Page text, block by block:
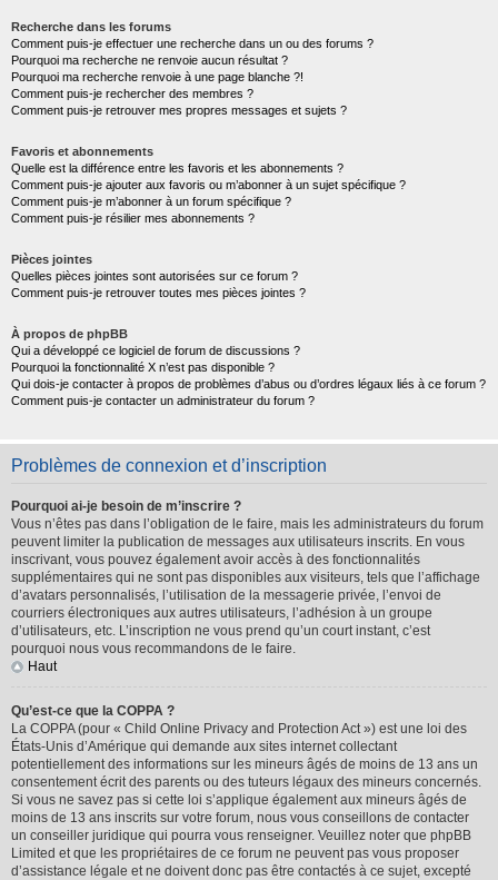
Recherche dans les forums
Comment puis-je effectuer une recherche dans un ou des forums ?
Pourquoi ma recherche ne renvoie aucun résultat ?
Pourquoi ma recherche renvoie à une page blanche ?!
Comment puis-je rechercher des membres ?
Comment puis-je retrouver mes propres messages et sujets ?
Favoris et abonnements
Quelle est la différence entre les favoris et les abonnements ?
Comment puis-je ajouter aux favoris ou m’abonner à un sujet spécifique ?
Comment puis-je m’abonner à un forum spécifique ?
Comment puis-je résilier mes abonnements ?
Pièces jointes
Quelles pièces jointes sont autorisées sur ce forum ?
Comment puis-je retrouver toutes mes pièces jointes ?
À propos de phpBB
Qui a développé ce logiciel de forum de discussions ?
Pourquoi la fonctionnalité X n’est pas disponible ?
Qui dois-je contacter à propos de problèmes d’abus ou d’ordres légaux liés à ce forum ?
Comment puis-je contacter un administrateur du forum ?
Problèmes de connexion et d’inscription
Pourquoi ai-je besoin de m’inscrire ?
Vous n’êtes pas dans l’obligation de le faire, mais les administrateurs du forum
peuvent limiter la publication de messages aux utilisateurs inscrits. En vous
inscrivant, vous pouvez également avoir accès à des fonctionnalités
supplémentaires qui ne sont pas disponibles aux visiteurs, tels que l’affichage
d’avatars personnalisés, l’utilisation de la messagerie privée, l’envoi de
courriers électroniques aux autres utilisateurs, l’adhésion à un groupe
d’utilisateurs, etc. L’inscription ne vous prend qu’un court instant, c’est
pourquoi nous vous recommandons de le faire.
Haut
Qu’est-ce que la COPPA ?
La COPPA (pour « Child Online Privacy and Protection Act ») est une loi des
États-Unis d’Amérique qui demande aux sites internet collectant
potentiellement des informations sur les mineurs âgés de moins de 13 ans un
consentement écrit des parents ou des tuteurs légaux des mineurs concernés.
Si vous ne savez pas si cette loi s’applique également aux mineurs âgés de
moins de 13 ans inscrits sur votre forum, nous vous conseillons de contacter
un conseiller juridique qui pourra vous renseigner. Veuillez noter que phpBB
Limited et que les propriétaires de ce forum ne peuvent pas vous proposer
d’assistance légale et ne doivent donc pas être contactés à ce sujet, excepté